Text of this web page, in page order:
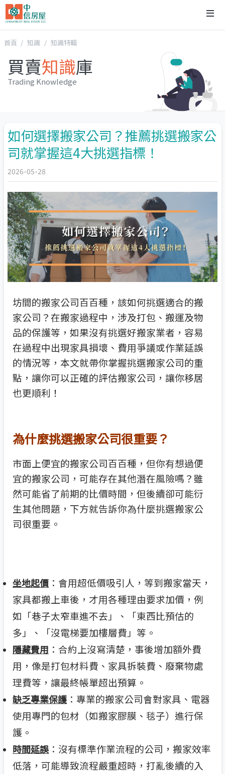
首頁 知識 知識特輯
買賣知識庫
Trading Knowledge
如何選擇搬家公司？推薦挑選搬家公
司就掌握這4大挑選指標！
2026-05-28
坊間的搬家公司百百種，該如何挑選適合的搬
家公司？在搬家過程中，涉及打包、搬運及物
品的保護等，如果沒有挑選好搬家業者，容易
在過程中出現家具損壞、費用爭議或作業延誤
的情況等，本文就帶你掌握挑選搬家公司的重
點，讓你可以正確的評估搬家公司，讓你移居
也更順利！
為什麼挑選搬家公司很重要？
市面上便宜的搬家公司百百種，但你有想過便
宜的搬家公司，可能存在其他潛在風險嗎？雖
然可能省了前期的比價時間，但後續卻可能衍
生其他問題，下方就告訴你為什麼挑選搬家公
司很重要。
坐地起價 ：會用超低價吸引人，等到搬家當天，
家具都搬上車後，才用各種理由要求加價，例
如「巷子太窄車進不去」、「東西比預估的
多」、「沒電梯要加樓層費」等。
隱藏費用 ：合約上沒寫清楚，事後增加額外費
用，像是打包材料費、家具拆裝費、廢棄物處
理費等，讓最終帳單超出預算。
缺乏專業保護 ：專業的搬家公司會對家具、電器
使用專門的包材（如搬家膠膜、毯子）進行保
護。
時間延誤 ：沒有標準作業流程的公司，搬家效率
低落，可能導致流程嚴重超時，打亂後續的入